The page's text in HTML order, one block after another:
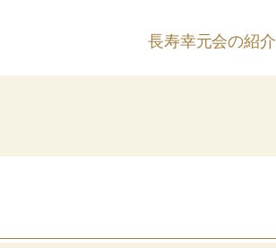
長寿幸元会の紹介